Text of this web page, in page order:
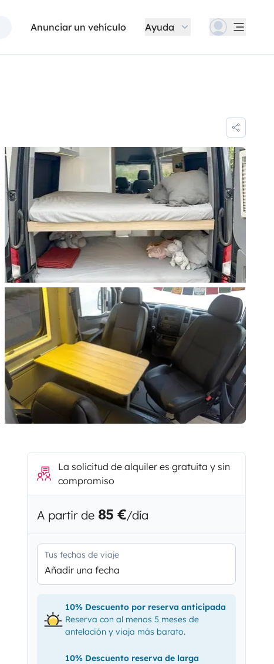
Anunciar un vehículo Ayuda
La solicitud de alquiler es gratuita y sin
compromiso
A partir de 85 €/día
Tus fechas de viaje
Añadir una fecha
10% Descuento por reserva anticipada
Reserva con al menos 5 meses de
antelación y viaja más barato.
10% Descuento reserva de larga